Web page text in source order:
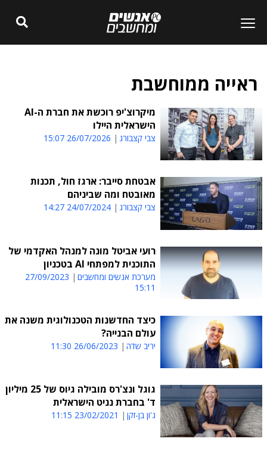
ראייה ממוחשבת
מיקרוצ'יפ רוכשת את חברת ה-AI
הישראלית היילו
צבי קצבורג 26/07/2026 15:07
אבטחת סייבר: ארגז חול, תכנות
מאובטח ומה שביניהם
צבי קצבורג 24/07/2024 14:27
רועי אביטל מונה למנהל האקדמי של
התוכנית למפתחי AI בטכניון
מערכת אנשים ומחשבים
27/09/2023
15:11
כיצד החדשנות הטכנולוגית משנה את
עולם הבנייה?
יריב שדה 26/06/2023 11:30
גוגל ונצ'רס מובילה גיוס של 25 מיליון
ד' בחברת נניט הישראלית
ג'ון בן-זקן 23/02/2021 11:15